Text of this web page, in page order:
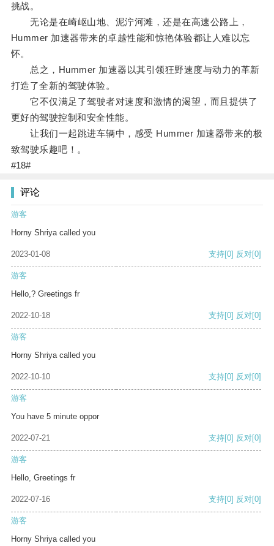
挑战。
无论是在崎岖山地、泥泞河滩，还是在高速公路上，
Hummer 加速器带来的卓越性能和惊艳体验都让人难以忘
怀。
总之，Hummer 加速器以其引领狂野速度与动力的革新
打造了全新的驾驶体验。
它不仅满足了驾驶者对速度和激情的渴望，而且提供了
更好的驾驶控制和安全性能。
让我们一起跳进车辆中，感受 Hummer 加速器带来的极
致驾驶乐趣吧！。
#18#
评论
游客
Horny Shriya called you
2023-01-08 支持[0] 反对[0]
游客
Hello,? Greetings fr
2022-10-18 支持[0] 反对[0]
游客
Horny Shriya called you
2022-10-10 支持[0] 反对[0]
游客
You have 5 minute oppor
2022-07-21 支持[0] 反对[0]
游客
Hello, Greetings fr
2022-07-16 支持[0] 反对[0]
游客
Horny Shriya called you